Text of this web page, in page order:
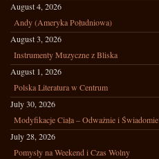
August 4, 2026
Andy (Ameryka Południowa)
August 3, 2026
Instrumenty Muzyczne z Bliska
August 1, 2026
Polska Literatura w Centrum
July 30, 2026
Modyfikacje Ciała – Odważnie i Świadomie
July 28, 2026
Pomysły na Weekend i Czas Wolny